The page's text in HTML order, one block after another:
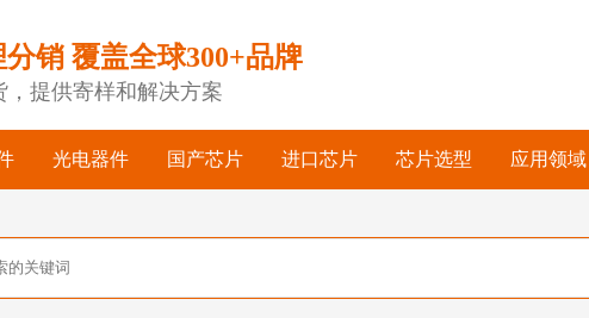
销 覆盖全球300+品牌
提供寄样和解决方案
光电器件 国产芯片 进口芯片 芯片选型 应用领域